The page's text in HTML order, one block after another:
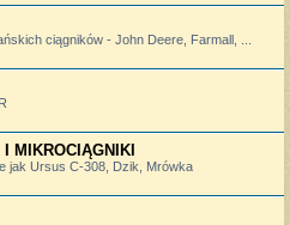
ciągników - John Deere, Farmall, ...
MIKROCIĄGNIKI
jak Ursus C-308, Dzik, Mrówka